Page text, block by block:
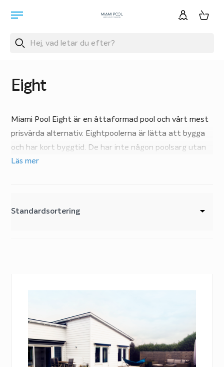
Eight
Miami Pool Eight är en åttaformad pool och vårt mest
prisvärda alternativ. Eightpoolerna är lätta att bygga
och har kort byggtid. De har inte någon poolsarg utan
är utrustade med en krönlist som omgivande material –
Läs mer